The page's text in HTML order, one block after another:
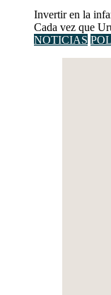
Invertir en la
Cada vez que
NOTICIAS